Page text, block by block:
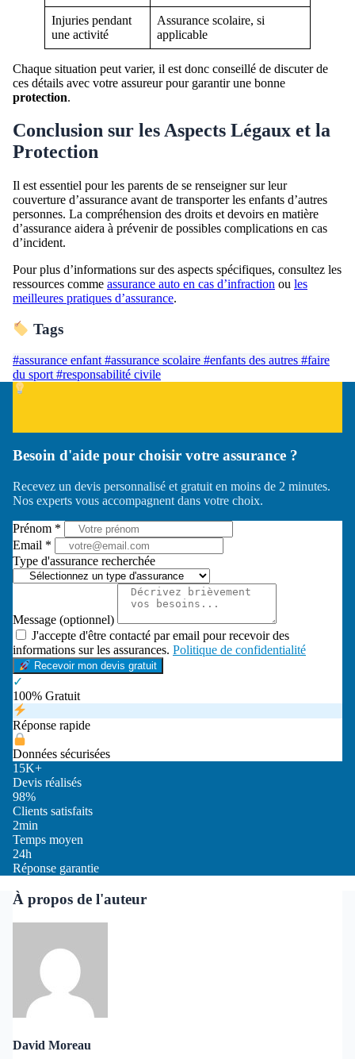
Injuries pendant
une activité
Assurance scolaire, si
applicable
Chaque situation peut varier, il est donc conseillé de discuter de
ces détails avec votre assureur pour garantir une bonne
protection.
Conclusion sur les Aspects Légaux et la
Protection
Il est essentiel pour les parents de se renseigner sur leur
couverture d’assurance avant de transporter les enfants d’autres
personnes. La compréhension des droits et devoirs en matière
d’assurance aidera à prévenir de possibles complications en cas
d’incident.
Pour plus d’informations sur des aspects spécifiques, consultez les
ressources comme assurance auto en cas d’infraction ou les
meilleures pratiques d’assurance.
Tags
#assurance enfant #assurance scolaire #enfants des autres #faire
du sport #responsabilité civile
Besoin d'aide pour choisir votre assurance ?
Recevez un devis personnalisé et gratuit en moins de 2 minutes.
Nos experts vous accompagnent dans votre choix.
Prénom *
Email *
Type d'assurance recherchée
Message (optionnel)
J'accepte d'être contacté par email pour recevoir des
informations sur les assurances. Politique de confidentialité
Recevoir mon devis gratuit
✓
100% Gratuit
Réponse rapide
Données sécurisées
15K+
Devis réalisés
98%
Clients satisfaits
2min
Temps moyen
24h
Réponse garantie
À propos de l'auteur
David Moreau